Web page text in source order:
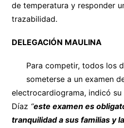
de temperatura y responder
trazabilidad.
DELEGACIÓN MAULINA
Para competir, todos los
someterse a un examen
electrocardiograma, indicó
Díaz “este examen es
tranquilidad a sus familias y